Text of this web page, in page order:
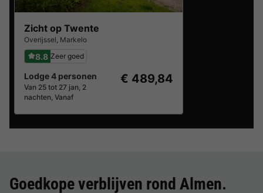
Zicht op Twente
Overijssel, Markelo
8.8 Zeer goed
Lodge 4 personen
Van 25 tot 27 jan, 2
nachten, Vanaf
€ 489,84
Goedkope verblijven rond Almen.